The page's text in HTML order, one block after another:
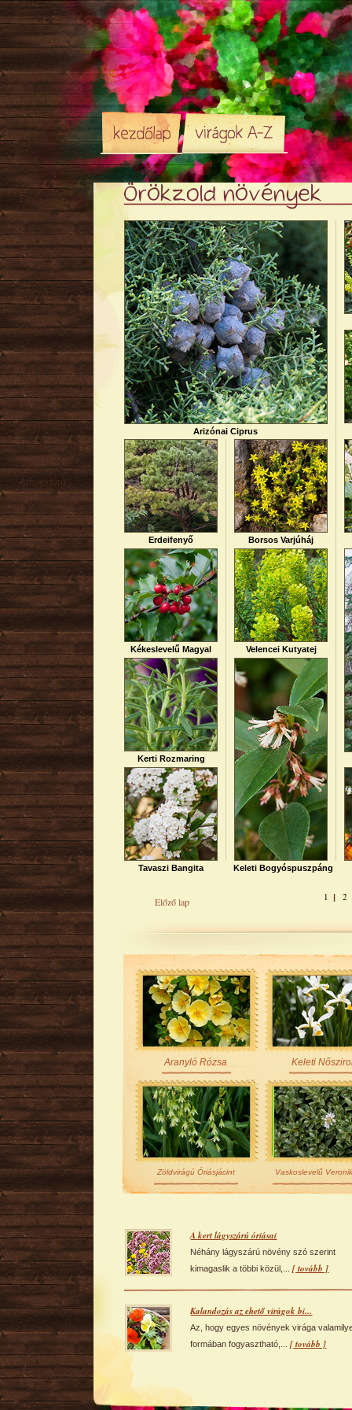
Örökzold növények
Erdeifenyő Borsos Varjúháj
Kékeslevelű Magyal Velencei Kutyatej
Kerti Rozmaring
Tavaszi Bangita Keleti Bogyóspuszpáng
Arizónai Ciprus
Előző lap 1 |2
Egynyári
Évelő
Hagyma/ Gumó
Örökzöld
Sziklakerti
Alacsony
Közepes
Magas
Tavaszi
Őszi
Kúszó
Mediterrán
Virágzó cserje
Talajtakaró
Árnyéktűrő
Szobanövény
Aranyló Rózsa Keleti
Zöldvirágú Óriásjácint Vaskoslevelű
A kert lágyszárú óriásai
Néhány lágyszárú növény szó szerint
kimagaslik a többi közül,...[ tovább ]
Kalandozás az ehető virágok bi...
Az, hogy egyes növények virága
formában fogyasztható,...[ tovább ]